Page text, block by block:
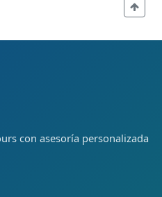
con asesoría personalizada